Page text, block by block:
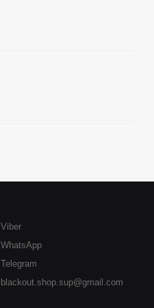
Viber
WhatsApp
Telegram
blackout.shop.sup@gmail.com